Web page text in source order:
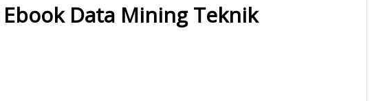
Data Mining Teknik